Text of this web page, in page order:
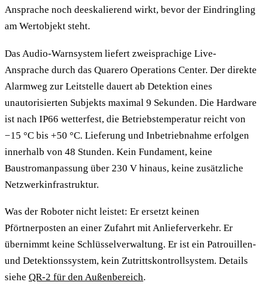
Ansprache noch deeskalierend wirkt, bevor der Eindringling
am Wertobjekt steht.
Das Audio-Warnsystem liefert zweisprachige Live-
Ansprache durch das Quarero Operations Center. Der direkte
Alarmweg zur Leitstelle dauert ab Detektion eines
unautorisierten Subjekts maximal 9 Sekunden. Die Hardware
ist nach IP66 wetterfest, die Betriebstemperatur reicht von
−15 °C bis +50 °C. Lieferung und Inbetriebnahme erfolgen
innerhalb von 48 Stunden. Kein Fundament, keine
Baustromanpassung über 230 V hinaus, keine zusätzliche
Netzwerkinfrastruktur.
Was der Roboter nicht leistet: Er ersetzt keinen
Pförtnerposten an einer Zufahrt mit Anlieferverkehr. Er
übernimmt keine Schlüsselverwaltung. Er ist ein Patrouillen-
und Detektionssystem, kein Zutrittskontrollsystem. Details
siehe QR-2 für den Außenbereich.